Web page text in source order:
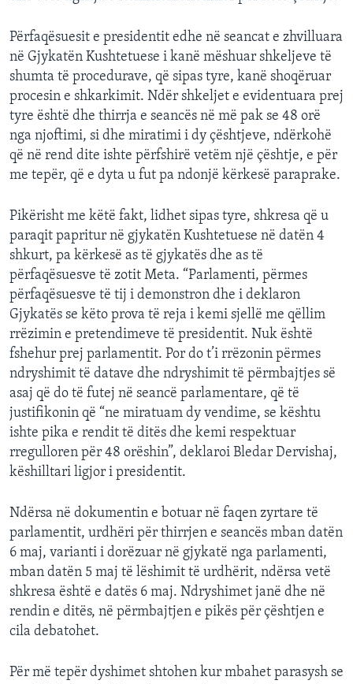
Përfaqësuesit e presidentit edhe në seancat e zhvilluara
në Gjykatën Kushtetuese i kanë mëshuar shkeljeve të
shumta të procedurave, që sipas tyre, kanë shoqëruar
procesin e shkarkimit. Ndër shkeljet e evidentuara prej
tyre është dhe thirrja e seancës në më pak se 48 orë
nga njoftimi, si dhe miratimi i dy çështjeve, ndërkohë
që në rend dite ishte përfshirë vetëm një çështje, e për
me tepër, që e dyta u fut pa ndonjë kërkesë paraprake.
Pikërisht me këtë fakt, lidhet sipas tyre, shkresa që u
paraqit papritur në gjykatën Kushtetuese në datën 4
shkurt, pa kërkesë as të gjykatës dhe as të
përfaqësuesve të zotit Meta. “Parlamenti, përmes
përfaqësuesve të tij i demonstron dhe i deklaron
Gjykatës se këto prova të reja i kemi sjellë me qëllim
rrëzimin e pretendimeve të presidentit. Nuk është
fshehur prej parlamentit. Por do t’i rrëzonin përmes
ndryshimit të datave dhe ndryshimit të përmbajtjes së
asaj që do të futej në seancë parlamentare, që të
justifikonin që “ne miratuam dy vendime, se kështu
ishte pika e rendit të ditës dhe kemi respektuar
rregulloren për 48 orëshin”, deklaroi Bledar Dervishaj,
këshilltari ligjor i presidentit.
Ndërsa në dokumentin e botuar në faqen zyrtare të
parlamentit, urdhëri për thirrjen e seancës mban datën
6 maj, varianti i dorëzuar në gjykatë nga parlamenti,
mban datën 5 maj të lëshimit të urdhërit, ndërsa vetë
shkresa është e datës 6 maj. Ndryshimet janë dhe në
rendin e ditës, në përmbajtjen e pikës për çështjen e
cila debatohet.
Për më tepër dyshimet shtohen kur mbahet parasysh se